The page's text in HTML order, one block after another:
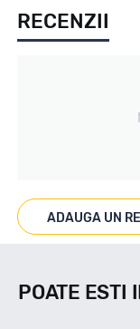
All season / Off
Marcat M+S
RECENZII
ADAUGA UN
POATE ESTI